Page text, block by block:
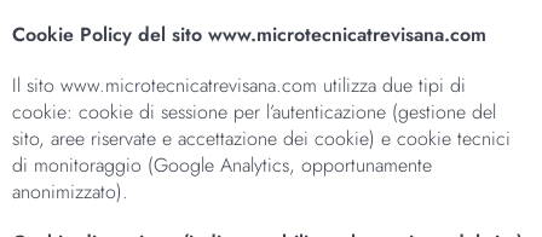
Cookie Policy del sito www.microtecnicatrevisana.com
Il sito www.microtecnicatrevisana.com utilizza due tipi di
cookie: cookie di sessione per l’autenticazione (gestione del
sito, aree riservate e accettazione dei cookie) e cookie tecnici
di monitoraggio (Google Analytics, opportunamente
anonimizzato).